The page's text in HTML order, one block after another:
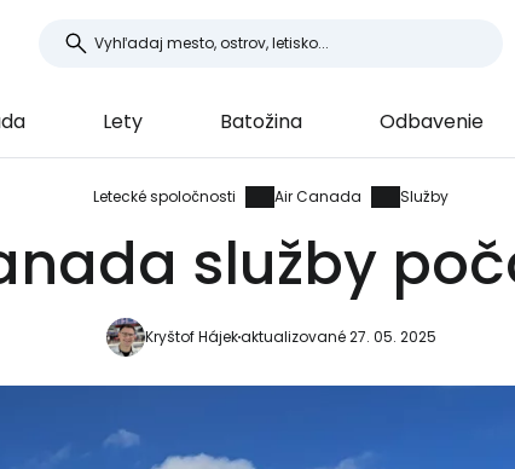
Lety Batožina Odbavenie
Letecké spoločnosti Air Canada Služby
služby
Kryštof Hájekaktualizované 27. 05. 2025